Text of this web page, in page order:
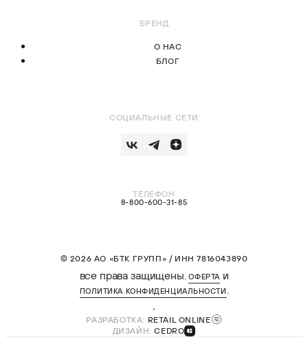
СОЦИАЛЬНЫЕ СЕТИ
ТЕЛЕФОН
8-800-600-31-85
БРЕНД
О НАС
БЛОГ
© 2026 АО «БТК ГРУПП» / ИНН 7816043890
все права защищены.ОФЕРТАи
ПОЛИТИКА КОНФИДЕНЦИАЛЬНОСТИ .
РАЗРАБОТКА: RETAIL ONLINE
ДИЗАЙН:CEDRO